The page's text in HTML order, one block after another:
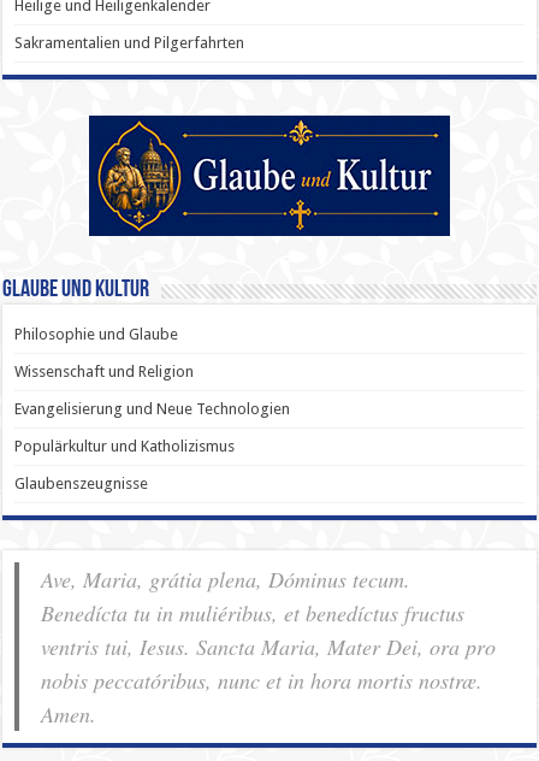
Heilige und Heiligenkalender
Sakramentalien und Pilgerfahrten
Glaube und Kultur
Philosophie und Glaube
Wissenschaft und Religion
Evangelisierung und Neue Technologien
Populärkultur und Katholizismus
Glaubenszeugnisse
Ave, Maria, grátia plena, Dóminus tecum.
Benedícta tu in muliéribus, et benedíctus fructus
ventris tui, Iesus. Sancta Maria, Mater Dei, ora pro
nobis pec­ca­tóribus, nunc et in hora mortis nostræ.
Amen.